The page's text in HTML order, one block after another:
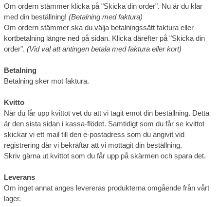
Om ordern stämmer klicka på "Skicka din order". Nu är du klar
med din beställning! (Betalning med faktura)
Om ordern stämmer ska du välja betalningssätt faktura eller
kortbetalning längre ned på sidan. Klicka därefter på "Skicka din
order". (Vid val att antingen betala med faktura eller kort)
Betalning
Betalning sker mot faktura.
Kvitto
När du får upp kvittot vet du att vi tagit emot din beställning. Detta
är den sista sidan i kassa-flödet. Samtidigt som du får se kvittot
skickar vi ett mail till den e-postadress som du angivit vid
registrering där vi bekräftar att vi mottagit din beställning.
Skriv gärna ut kvittot som du får upp på skärmen och spara det.
Leverans
Om inget annat anges levereras produkterna omgående från vårt
lager.